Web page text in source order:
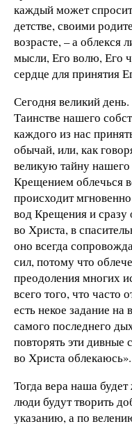
каждый может
детстве, своими
возрасте, – а облекся
мысли, Его волю, Его
сердце для принятия
Сегодня великий
Таинстве нашего
каждого из нас
обычай, или, как
великую тайну нашего
Крещением облечься
происходит
вод Крещения и сразу
во Христа, в
оно всегда
сил, потому что
преодоления многих
всего того, что часто
есть некое задание
самого последнего
повторять эти дивные
во Христа облекаюсь».
Тогда вера наша
люди будут творить
указанию, а по